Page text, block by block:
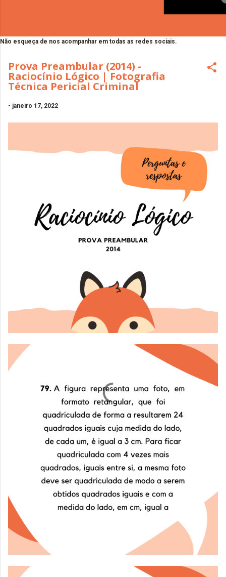
Não esqueça de nos acompanhar em todas as redes sociais.
Prova Preambular (2014) -
Raciocínio Lógico | Fotografia
Técnica Pericial Criminal
- janeiro 17, 2022